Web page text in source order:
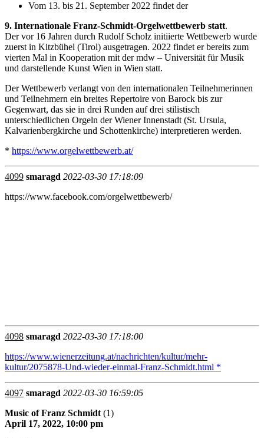
Vom 13. bis 21. September 2022 findet der
9. Internationale Franz-Schmidt-Orgelwettbewerb statt.
Der vor 16 Jahren durch Rudolf Scholz initiierte Wettbewerb wurde
zuerst in Kitzbühel (Tirol) ausgetragen. 2022 findet er bereits zum
vierten Mal in Kooperation mit der mdw – Universität für Musik
und darstellende Kunst Wien in Wien statt.
Der Wettbewerb verlangt von den internationalen Teilnehmerinnen
und Teilnehmern ein breites Repertoire von Barock bis zur
Gegenwart, das sie in drei Runden auf drei stilistisch
unterschiedlichen Orgeln der Wiener Innenstadt (St. Ursula,
Kalvarienbergkirche und Schottenkirche) interpretieren werden.
* https://www.orgelwettbewerb.at/
4099 smaragd 2022-03-30 17:18:09
https://www.facebook.com/orgelwettbewerb/
4098 smaragd 2022-03-30 17:18:00
https://www.wienerzeitung.at/nachrichten/kultur/mehr-
kultur/2075878-Und-wieder-einmal-Franz-Schmidt.html *
4097 smaragd 2022-03-30 16:59:05
Music of Franz Schmidt (1)
April 17, 2022, 10:00 pm